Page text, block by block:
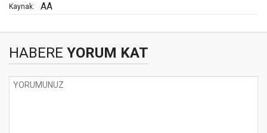
Kaynak: AA
HABERE YORUM KAT